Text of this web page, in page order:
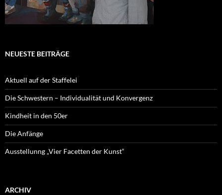
NEUESTE BEITRÄGE
Aktuell auf der Staffelei
Die Schwestern – Individualität und Konvergenz
Kindheit in den 50er
Die Anfänge
Ausstellunng „Vier Facetten der Kunst“
ARCHIV